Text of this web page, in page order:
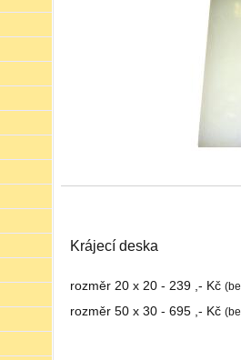
Krájecí deska
rozměr 20 x 20 - 239 ,- Kč
rozměr 50 x 30 - 695 ,- Kč